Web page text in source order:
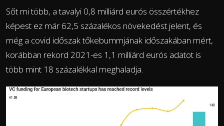
Sőt mi több, a tavalyi 0,8 milliárd eurós összértékhez
képest ez már 62,5 százalékos növekedést jelent, és
még a covid időszak tőkebummjának időszakában mért,
korábban rekord 2021-es 1,1 milliárd eurós adatot is
több mint 18 százalékkal meghaladja.